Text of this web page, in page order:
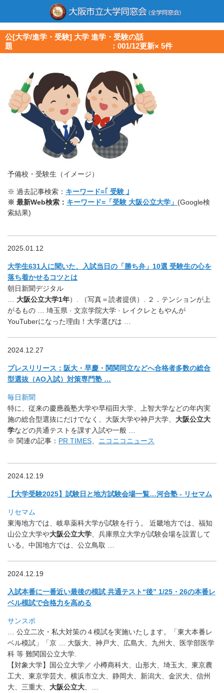
公[大学/進学・受験] 大学 進学・受験の話
題 ：001/12更新× 5件
予備校・受験生（イメージ）
※ 過去記事検索： キーワード=｢ 受験 ｣
※ 最新Web検索： キーワード=「受験 大阪公立大学」 (Google検
索結果)
2025.01.12
大学生631人に聞いた、入試当日の「勝ち弁」10選 受験生の心を
落ち着かせるコツとは
朝日新聞デジタル
大阪公立大学1年）. （写真＝読者提供）. ２．テンションが上
がるもの … 埼玉県 · 文京学院大学 · レイクレともやんが
YouTuberになった理由！大学選びは …
2024.12.27
プレスリリース： 阪大 ・ 早慶 ・ 関関同立などへ合格者多数の総合
型選抜（AO入試）対策専門塾 …
毎日新聞
特に、従来の慶應義塾大学や早稲田大学、 上智大学などの年内実
施の総合型選抜にだけでなく、 大阪大学や神戸大学、 大阪公立大
学などの共通テストを課す入試や一般 …
※ 関連の記事： PR TIMES ニコニコニュース
2024.12.19
【大学受験2025】試験日と地方試験会場一覧…河合塾 - リセマム
リセマム
東海地方では、岐阜薬科大学が試験を行う。 近畿地方では、福知
山公立大学や大阪公立大学、 兵庫県立大学が試験会場を設置して
いる。中国地方では、 公立鳥取 …
2024.12.19
入試本番に一番近い最後の模試 共通テスト“後” 1/25・26の本番レ
ベル模試で合格力を高める
サンスポ
… 公立二次・私大対策の４模試を実施いたします。「東大本番レ
ベル模試」「京 … 大阪大、神戸大、広島大、九州大、医学部医学
科 等 難関国公立大学.
【対象大学】国公立大学／ 小樽商科大、山形大、埼玉大、東京農
工大、東京学芸大、横浜市立大、静岡大、新潟大、金沢大、信州
大、三重大、 大阪公立大